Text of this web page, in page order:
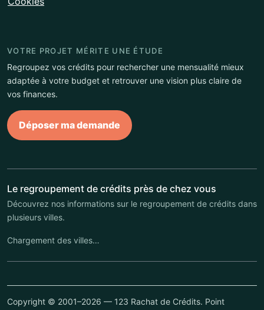
VOTRE PROJET MÉRITE UNE ÉTUDE
Regroupez vos crédits pour rechercher une mensualité mieux
adaptée à votre budget et retrouver une vision plus claire de
vos finances.
Déposer ma demande
Le regroupement de crédits près de chez vous
Découvrez nos informations sur le regroupement de crédits dans
plusieurs villes.
Chargement des villes…
Copyright © 2001–2026 — 123 Rachat de Crédits. Point